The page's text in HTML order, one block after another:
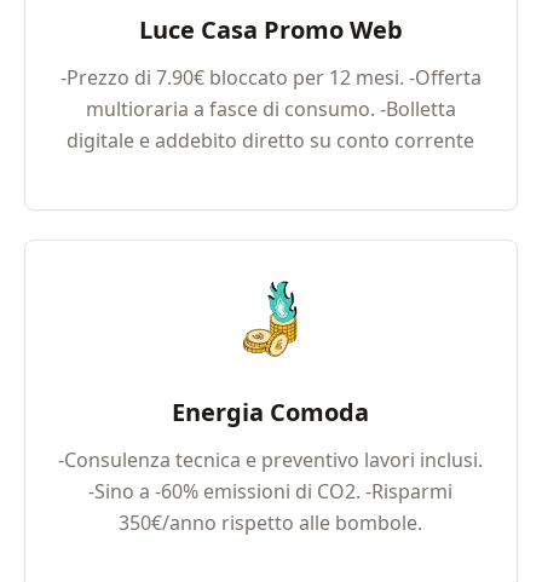
Luce Casa Promo Web
-Prezzo di 7.90€ bloccato per 12 mesi. -Offerta
multioraria a fasce di consumo. -Bolletta
digitale e addebito diretto su conto corrente
Energia Comoda
-Consulenza tecnica e preventivo lavori inclusi.
-Sino a -60% emissioni di CO2. -Risparmi
350€/anno rispetto alle bombole.